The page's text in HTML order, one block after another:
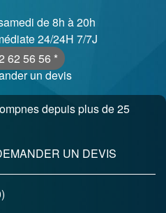
de 8h à 20h
24/24H 7/7J
62 56 56 *
un devis
depuis plus de 25
UN DEVIS